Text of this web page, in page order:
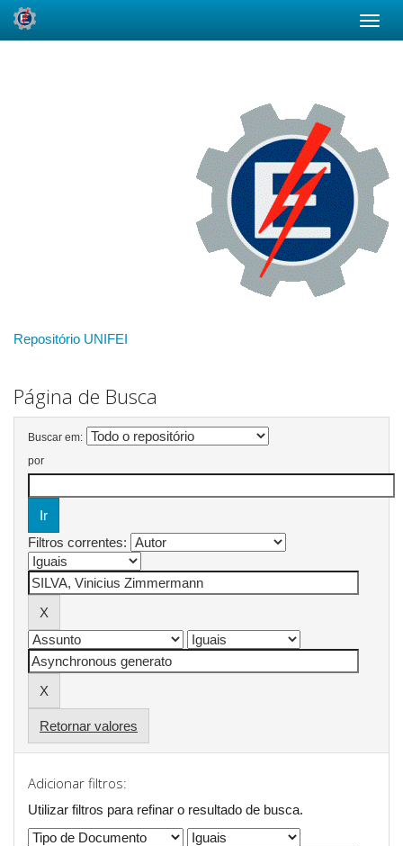
Repositório UNIFEI
Página de Busca
Buscar em:
por
Filtros correntes:
Retornar valores
Adicionar filtros:
Utilizar filtros para refinar o resultado de busca.